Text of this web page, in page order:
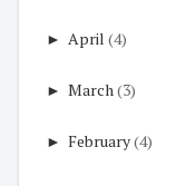
► April (4)
► March(3)
► February(4)